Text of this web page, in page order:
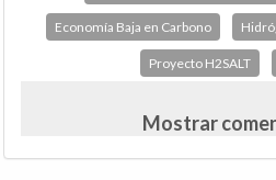
Economía Baja en Carbono
Proyecto H2SALT
Mostrar